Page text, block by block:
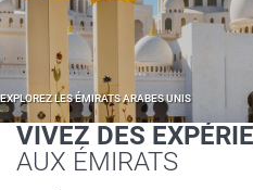
EXPLOREZ LES ÉMIRATS ARABES UNIS
VIVEZ DES
AUX ÉMIRATS